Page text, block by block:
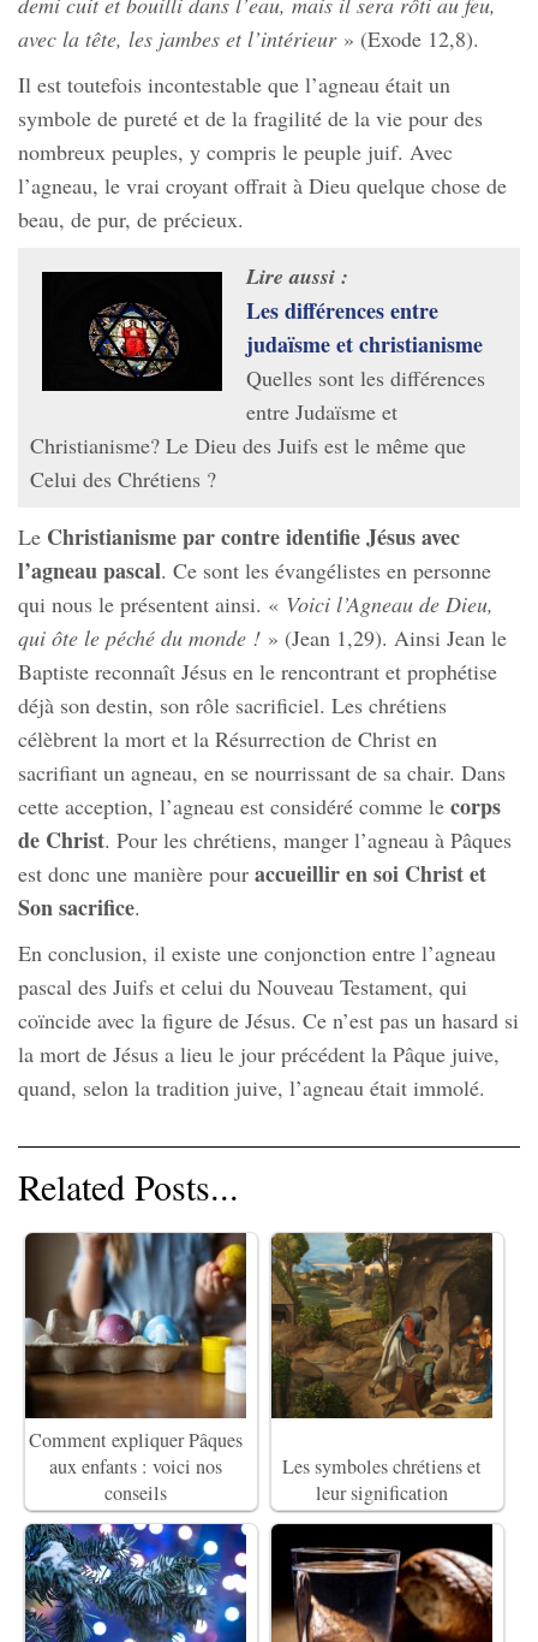
avec la tête, les jambes et l’intérieur» (Exode 12,8).
Il est toutefois incontestable que l’agneau était un
symbole de pureté et de la fragilité de la vie pour des
nombreux peuples, y compris le peuple juif. Avec
l’agneau, le vrai croyant offrait à Dieu quelque chose de
beau, de pur, de précieux.
Lire aussi :
Les différences entre
judaïsme et christianisme
Quelles sont les différences
entre Judaïsme et
Christianisme? Le Dieu des Juifs est le même que
Celui des Chrétiens ?
Le Christianisme par contre identifie Jésus avec
l’agneau pascal. Ce sont les évangélistes en personne
qui nous le présentent ainsi. « Voici l’Agneau de Dieu,
qui ôte le péché du monde ! » (Jean 1,29). Ainsi Jean le
Baptiste reconnaît Jésus en le rencontrant et prophétise
déjà son destin, son rôle sacrificiel. Les chrétiens
célèbrent la mort et la Résurrection de Christ en
sacrifiant un agneau, en se nourrissant de sa chair. Dans
cette acception, l’agneau est considéré comme le corps
de Christ. Pour les chrétiens, manger l’agneau à Pâques
est donc une manière pour accueillir en soi Christ et
Son sacrifice.
En conclusion, il existe une conjonction entre l’agneau
pascal des Juifs et celui du Nouveau Testament, qui
coïncide avec la figure de Jésus. Ce n’est pas un hasard si
la mort de Jésus a lieu le jour précédent la Pâque juive,
quand, selon la tradition juive, l’agneau était immolé.
Related Posts...
Comment expliquer Pâques
aux enfants : voici nos
conseils
Les symboles chrétiens et
leur signification